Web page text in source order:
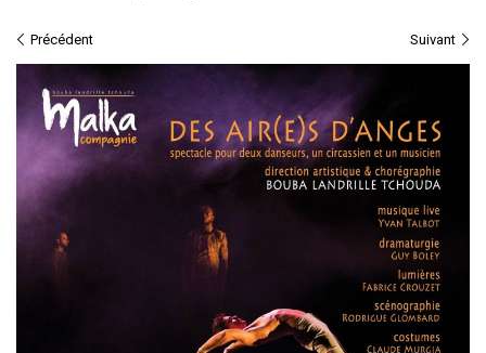
Navigation des images
Précédent Suivant